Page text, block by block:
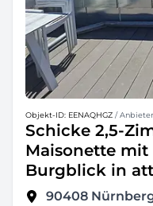
Objekt-ID: EENAQHGZ /
Schicke 2,5-
Maisonette mit
Burgblick in
90408